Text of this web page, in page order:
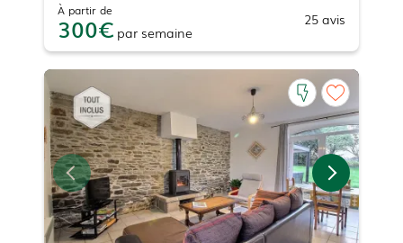
À partir de
300 par semaine
25 avis